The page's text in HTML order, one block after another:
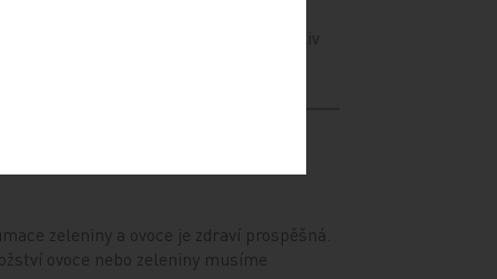
(AKS) jsou významnou příčinou
diagnostika a léčba mají zásadní vliv
zeleniny a ovoce je zdraví prospěšná.
ovoce nebo zeleniny musíme